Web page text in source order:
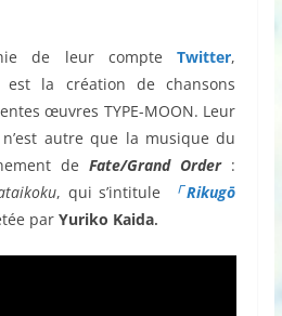
de leur compteTwitter,
est la création de chansons
œuvres TYPE-MOON. Leur
autre que la musique du
deFate/Grand Order:
, qui s’intitule
「Rikugō
par Yuriko Kaida.